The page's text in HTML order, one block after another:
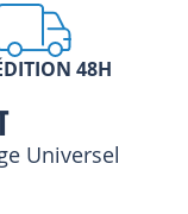
48H
Universel